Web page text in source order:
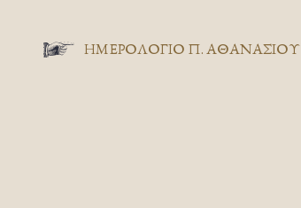
ΗΜΕΡΟΛΟΓΙΟ Π. ΑΘΑΝΑΣΙΟΥ